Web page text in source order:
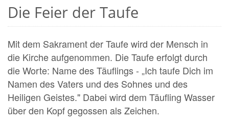
Die Feier der Taufe
Mit dem Sakrament der Taufe wird der Mensch in
die Kirche aufgenommen. Die Taufe erfolgt durch
die Worte: Name des Täuflings - „Ich taufe Dich im
Namen des Vaters und des Sohnes und des
Heiligen Geistes." Dabei wird dem Täufling Wasser
über den Kopf gegossen als Zeichen.